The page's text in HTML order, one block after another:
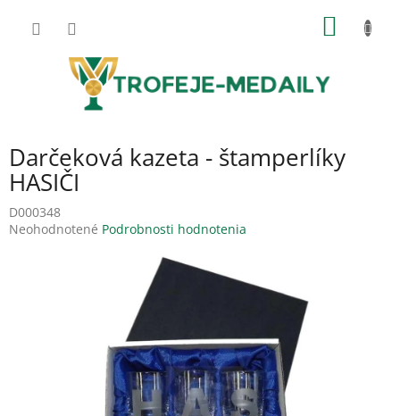
Darčeková kazeta - štamperlíky
HASIČI
D000348
Priemerné
Neohodnotené Podrobnosti hodnotenia